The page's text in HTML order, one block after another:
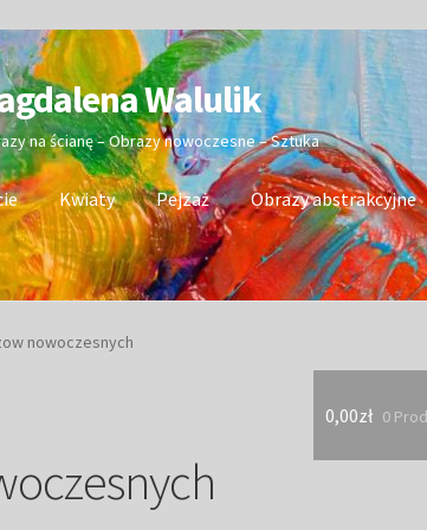
Walulik
na ścianę – Obrazy nowoczesne – Sztuka
Kwiaty Pejzaż Obrazy abstrakcyjne
0,00zł 0
nowoczesnych